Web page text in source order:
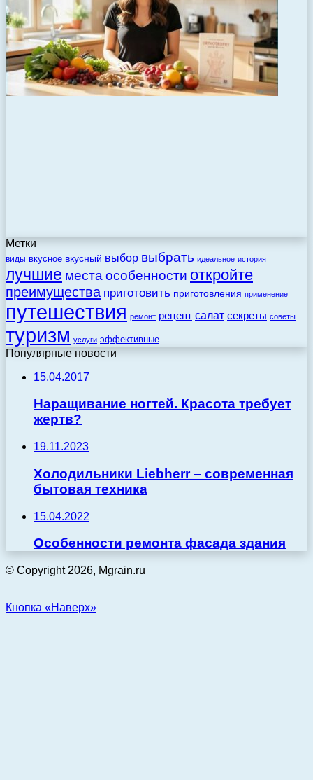
Метки
виды вкусное вкусный выбор выбрать идеальное история
лучшие места особенности откройте
преимущества приготовить приготовления применение
путешествия ремонт рецепт салат секреты советы
туризм услуги эффективные
Популярные новости
15.04.2017
Наращивание ногтей. Красота требует
жертв?
19.11.2023
Холодильники Liebherr – современная
бытовая техника
15.04.2022
Особенности ремонта фасада здания
© Copyright 2026, Mgrain.ru
Кнопка «Наверх»